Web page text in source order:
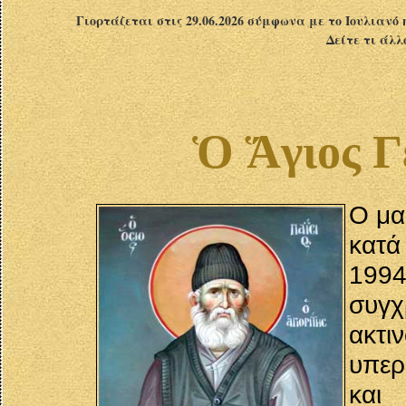
Γιορτάζεται στις 29.06.2026 σύμφωνα με το
Δείτε τι
Ὁ Ἅγιος
Ο